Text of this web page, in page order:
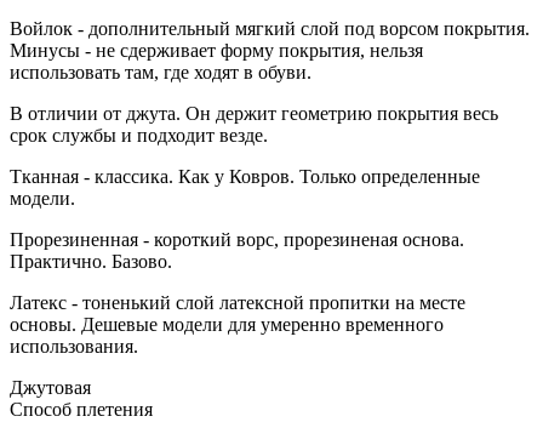
Войлок - дополнительный мягкий слой под ворсом покрытия.
Минусы - не сдерживает форму покрытия, нельзя
использовать там, где ходят в обуви.
В отличии от джута. Он держит геометрию покрытия весь
срок службы и подходит везде.
Тканная - классика. Как у Ковров. Только определенные
модели.
Прорезиненная - короткий ворс, прорезиненая основа.
Практично. Базово.
Латекс - тоненький слой латексной пропитки на месте
основы. Дешевые модели для умеренно временного
использования.
Джутовая
Способ плетения